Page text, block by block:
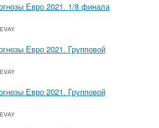
Евро 2021. 1/8 финала
Евро 2021. Групповой
Евро 2021. Групповой